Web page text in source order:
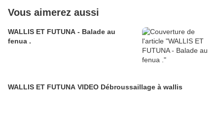
Vous aimerez aussi
WALLIS ET FUTUNA - Balade au
fenua .
WALLIS ET FUTUNA VIDEO Débroussaillage à wallis